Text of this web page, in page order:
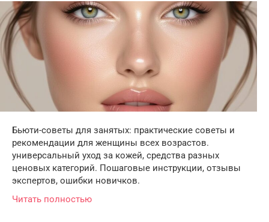
Бьюти-советы для занятых: практические советы и
рекомендации для женщины всех возрастов.
универсальный уход за кожей, средства разных
ценовых категорий. Пошаговые инструкции, отзывы
экспертов, ошибки новичков.
Читать полностью